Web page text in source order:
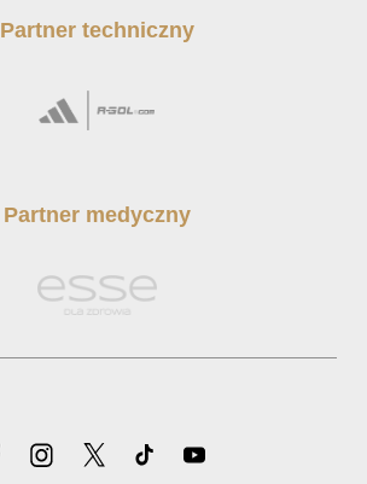
Partner techniczny
Partner medyczny